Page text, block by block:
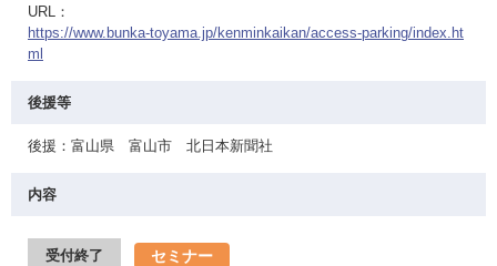
URL：
https://www.bunka-toyama.jp/kenminkaikan/access-parking/index.ht
ml
後援等
後援：富山県 富山市 北日本新聞社
内容
受付終了 セミナー